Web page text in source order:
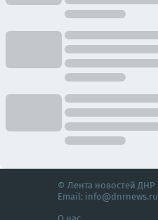
© Лента новостей ДНР
Email: info@dnrnews.ru